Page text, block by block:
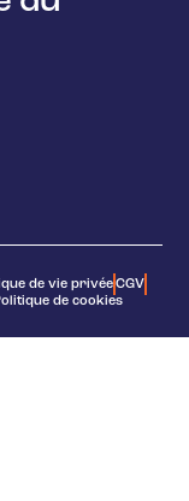
de vie privée CGV
de cookies